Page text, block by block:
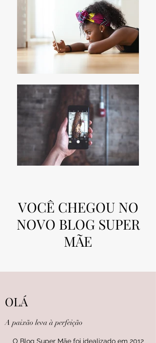
VOCÊ CHEGOU NO
NOVO BLOG SUPER
MÃE
OLÁ
A paixão leva à perfeição
O Blog Super Mãe foi idealizado em 2012